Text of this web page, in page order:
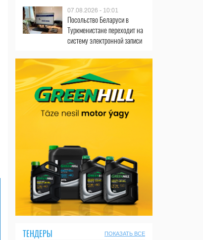
07.08.2026 - 10:01
Посольство Беларуси в
Туркменистане переходит на
систему электронной записи
ТЕНДЕРЫ ПОКАЗАТЬ ВСЕ